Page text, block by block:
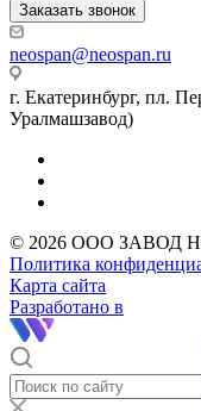
Заказать звонок
neospan@neospan.ru
г. Екатеринбург, пл.
Уралмашзавод)
© 2026 ООО ЗАВОД
Политика
Карта сайта
Разработано в